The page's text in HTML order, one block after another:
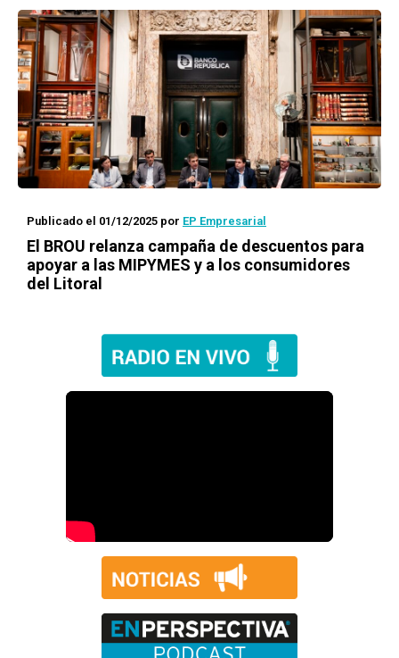
Publicado el 01/12/2025 por EP Empresarial
El BROU relanza campaña de descuentos para
apoyar a las MIPYMES y a los consumidores
del Litoral